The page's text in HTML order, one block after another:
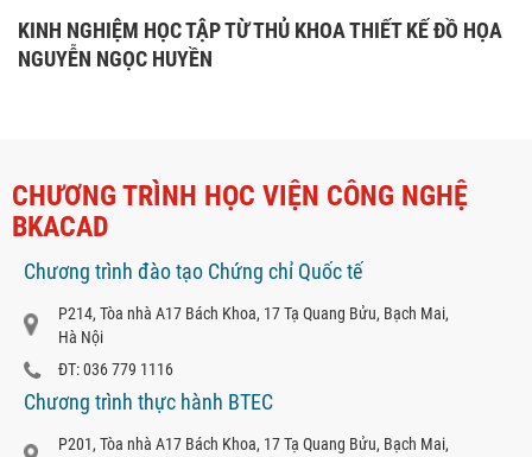
KINH NGHIỆM HỌC TẬP TỪ THỦ KHOA THIẾT KẾ ĐỒ HỌA
NGUYỄN NGỌC HUYỀN
CHƯƠNG TRÌNH HỌC VIỆN CÔNG NGHỆ
BKACAD
Chương trình đào tạo Chứng chỉ Quốc tế
P214, Tòa nhà A17 Bách Khoa, 17 Tạ Quang Bửu, Bạch Mai,
Hà Nội
ĐT: 036 779 1116
Chương trình thực hành BTEC
P201, Tòa nhà A17 Bách Khoa, 17 Tạ Quang Bửu, Bạch Mai,